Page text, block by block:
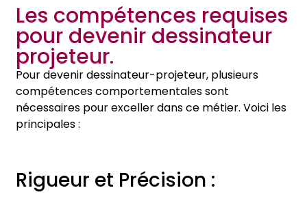
Les compétences requises
pour devenir dessinateur
projeteur.
Pour devenir dessinateur-projeteur, plusieurs
compétences comportementales sont
nécessaires pour exceller dans ce métier. Voici les
principales :
Rigueur et Précision :